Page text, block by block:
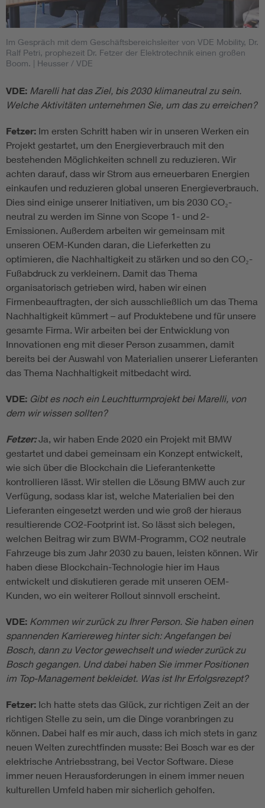
Im Gespräch mit dem Geschäftsbereichsleiter von VDE Mobility, Dr.
Ralf Petri, prophezeit Dr. Fetzer der Elektrotechnik einen großen
Boom. | Heusser / VDE
VDE: Marelli hat das Ziel, bis 2030 klimaneutral zu sein.
Welche Aktivitäten unternehmen Sie, um das zu erreichen?
Fetzer: Im ersten Schritt haben wir in unseren Werken ein
Projekt gestartet, um den Energieverbrauch mit den
bestehenden Möglichkeiten schnell zu reduzieren. Wir
achten darauf, dass wir Strom aus erneuerbaren Energien
einkaufen und reduzieren global unseren Energieverbrauch.
Dies sind einige unserer Initiativen, um bis 2030 CO₂-
neutral zu werden im Sinne von Scope 1- und 2-
Emissionen. Außerdem arbeiten wir gemeinsam mit
unseren OEM-Kunden daran, die Lieferketten zu
optimieren, die Nachhaltigkeit zu stärken und so den CO₂-
Fußabdruck zu verkleinern. Damit das Thema
organisatorisch getrieben wird, haben wir einen
Firmenbeauftragten, der sich ausschließlich um das Thema
Nachhaltigkeit kümmert – auf Produktebene und für unsere
gesamte Firma. Wir arbeiten bei der Entwicklung von
Innovationen eng mit dieser Person zusammen, damit
bereits bei der Auswahl von Materialien unserer Lieferanten
das Thema Nachhaltigkeit mitbedacht wird.
VDE: Gibt es noch ein Leuchtturmprojekt bei Marelli, von
dem wir wissen sollten?
Fetzer: Ja, wir haben Ende 2020 ein Projekt mit BMW
gestartet und dabei gemeinsam ein Konzept entwickelt,
wie sich über die Blockchain die Lieferantenkette
kontrollieren lässt. Wir stellen die Lösung BMW auch zur
Verfügung, sodass klar ist, welche Materialien bei den
Lieferanten eingesetzt werden und wie groß der hieraus
resultierende CO2-Footprint ist. So lässt sich belegen,
welchen Beitrag wir zum BWM-Programm, CO2 neutrale
Fahrzeuge bis zum Jahr 2030 zu bauen, leisten können. Wir
haben diese Blockchain-Technologie hier im Haus
entwickelt und diskutieren gerade mit unseren OEM-
Kunden, wo ein weiterer Rollout sinnvoll erscheint.
VDE: Kommen wir zurück zu Ihrer Person. Sie haben einen
spannenden Karriereweg hinter sich: Angefangen bei
Bosch, dann zu Vector gewechselt und wieder zurück zu
Bosch gegangen. Und dabei haben Sie immer Positionen
im Top-Management bekleidet. Was ist Ihr Erfolgsrezept?
Fetzer: Ich hatte stets das Glück, zur richtigen Zeit an der
richtigen Stelle zu sein, um die Dinge voranbringen zu
können. Dabei half es mir auch, dass ich mich stets in ganz
neuen Welten zurechtfinden musste: Bei Bosch war es der
elektrische Antriebsstrang, bei Vector Software. Diese
immer neuen Herausforderungen in einem immer neuen
kulturellen Umfeld haben mir sicherlich geholfen.